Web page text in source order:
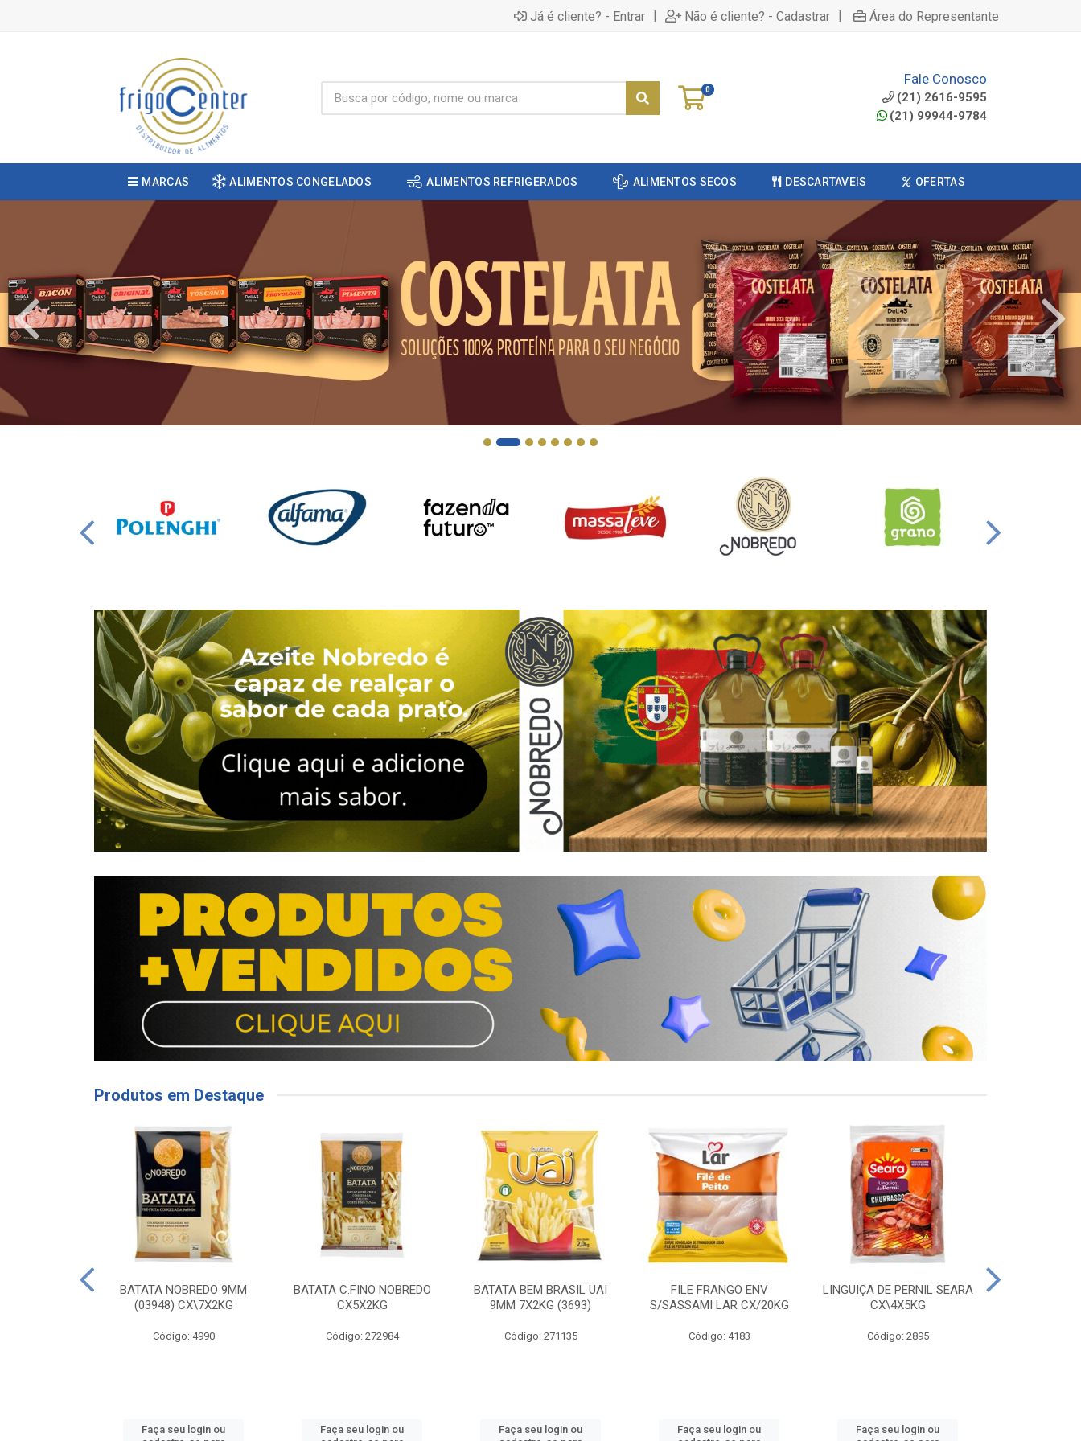
Já é cliente? - Entrar | Não é cliente? - Cadastrar | Área do Representante
0
Fale Conosco
(21) 2616-9595
(21) 99944-9784
MARCAS ALIMENTOS CONGELADOS ALIMENTOS REFRIGERADOS ALIMENTOS SECOS DESCARTAVEIS OFERTAS
Produtos em Destaque
BATATA NOBREDO 9MM
(03948) CX\7X2KG
Código: 4990
Faça seu login ou
BATATA C.FINO NOBREDO
CX5X2KG
Código: 272984
Faça seu login ou
BATATA BEM BRASIL UAI
9MM 7X2KG (3693)
Código: 271135
Faça seu login ou
FILE FRANGO ENV
S/SASSAMI LAR CX/20KG
Código: 4183
Faça seu login ou
LINGUIÇA DE PERNIL SEARA
CX\4X5KG
Código: 2895
Faça seu login ou